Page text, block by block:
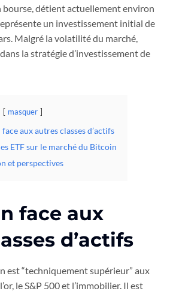
bourse, détient actuellement environ
un investissement initial de
Malgré la volatilité du marché,
la stratégie d’investissement de
masquer
aux autres classes d’actifs
ETF sur le marché du Bitcoin
et perspectives
face aux
d’actifs
est “techniquement supérieur” aux
le S&P 500 et l’immobilier. Il est